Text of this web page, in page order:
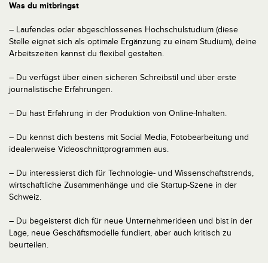
Was du mitbringst
– Laufendes oder abgeschlossenes Hochschulstudium (diese
Stelle eignet sich als optimale Ergänzung zu einem Studium), deine
Arbeitszeiten kannst du flexibel gestalten.
– Du verfügst über einen sicheren Schreibstil und über erste
journalistische Erfahrungen.
– Du hast Erfahrung in der Produktion von Online-Inhalten.
– Du kennst dich bestens mit Social Media, Fotobearbeitung und
idealerweise Videoschnittprogrammen aus.
– Du interessierst dich für Technologie- und Wissenschaftstrends,
wirtschaftliche Zusammenhänge und die Startup-Szene in der
Schweiz.
– Du begeisterst dich für neue Unternehmerideen und bist in der
Lage, neue Geschäftsmodelle fundiert, aber auch kritisch zu
beurteilen.